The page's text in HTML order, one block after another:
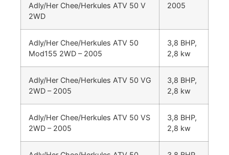
Adly/Her Chee/Herkules ATV 50 V
2WD
2005
Adly/Her Chee/Herkules ATV 50
Mod155 2WD – 2005
3,8 BHP,
2,8 kw
Adly/Her Chee/Herkules ATV 50 VG
2WD – 2005
3,8 BHP,
2,8 kw
Adly/Her Chee/Herkules ATV 50 VS
2WD – 2005
3,8 BHP,
2,8 kw